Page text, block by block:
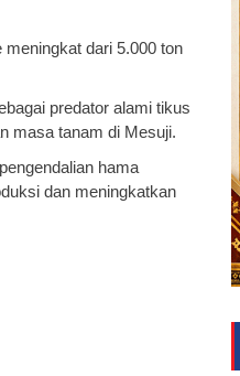
dari 5.000 ton
predator alami tikus
masa tanam di Mesuji.
hama
dan meningkatkan